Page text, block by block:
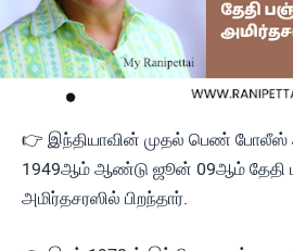
👉 இந்தியாவின் முதல் பெண் போலீஸ்
1949ஆம் ஆண்டு ஜூன் 09ஆம் தேதி
அமிர்தசரஸில் பிறந்தார்.